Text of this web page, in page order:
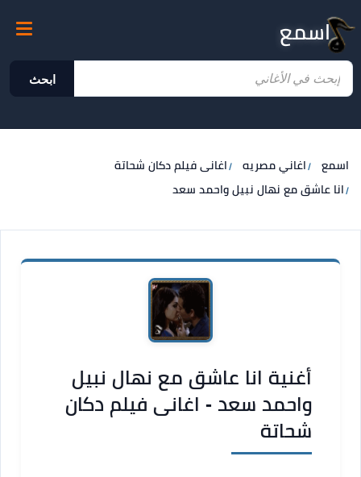
اسمع
ابحث
اسمع اغاني مصريه
اغانى فيلم دكان شحاتة
انا عاشق مع نهال نبيل واحمد سعد
أغنية انا عاشق مع نهال نبيل
واحمد سعد - اغانى فيلم دكان
شحاتة